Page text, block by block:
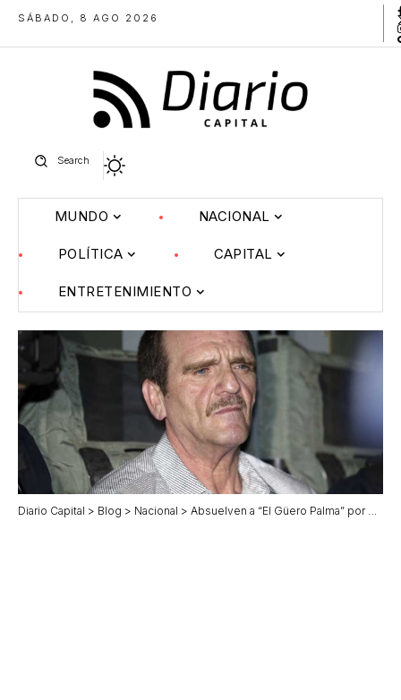
SÁBADO, 8 AGO 2026
Search
MUNDO NACIONAL
POLÍTICA CAPITAL
ENTRETENIMIENTO
Diario Capital > Blog > Nacional > Absuelven a “El Güero Palma” por delincuencia organizada y tribunal ordena su liberación